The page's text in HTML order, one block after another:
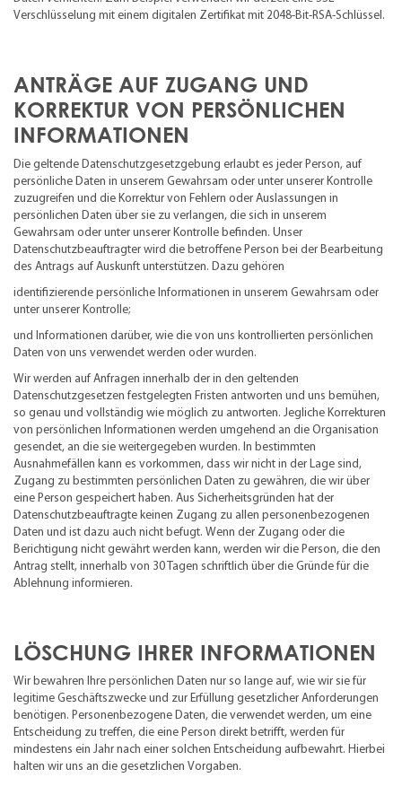
Verschlüsselung mit einem digitalen Zertifikat mit 2048-Bit-RSA-Schlüssel.
ANTRÄGE AUF ZUGANG UND
KORREKTUR VON PERSÖNLICHEN
INFORMATIONEN
Die geltende Datenschutzgesetzgebung erlaubt es jeder Person, auf
persönliche Daten in unserem Gewahrsam oder unter unserer Kontrolle
zuzugreifen und die Korrektur von Fehlern oder Auslassungen in
persönlichen Daten über sie zu verlangen, die sich in unserem
Gewahrsam oder unter unserer Kontrolle befinden. Unser
Datenschutzbeauftragter wird die betroffene Person bei der Bearbeitung
des Antrags auf Auskunft unterstützen. Dazu gehören
identifizierende persönliche Informationen in unserem Gewahrsam oder
unter unserer Kontrolle;
und Informationen darüber, wie die von uns kontrollierten persönlichen
Daten von uns verwendet werden oder wurden.
Wir werden auf Anfragen innerhalb der in den geltenden
Datenschutzgesetzen festgelegten Fristen antworten und uns bemühen,
so genau und vollständig wie möglich zu antworten. Jegliche Korrekturen
von persönlichen Informationen werden umgehend an die Organisation
gesendet, an die sie weitergegeben wurden. In bestimmten
Ausnahmefällen kann es vorkommen, dass wir nicht in der Lage sind,
Zugang zu bestimmten persönlichen Daten zu gewähren, die wir über
eine Person gespeichert haben. Aus Sicherheitsgründen hat der
Datenschutzbeauftragte keinen Zugang zu allen personenbezogenen
Daten und ist dazu auch nicht befugt. Wenn der Zugang oder die
Berichtigung nicht gewährt werden kann, werden wir die Person, die den
Antrag stellt, innerhalb von 30 Tagen schriftlich über die Gründe für die
Ablehnung informieren.
LÖSCHUNG IHRER INFORMATIONEN
Wir bewahren Ihre persönlichen Daten nur so lange auf, wie wir sie für
legitime Geschäftszwecke und zur Erfüllung gesetzlicher Anforderungen
benötigen. Personenbezogene Daten, die verwendet werden, um eine
Entscheidung zu treffen, die eine Person direkt betrifft, werden für
mindestens ein Jahr nach einer solchen Entscheidung aufbewahrt. Hierbei
halten wir uns an die gesetzlichen Vorgaben.